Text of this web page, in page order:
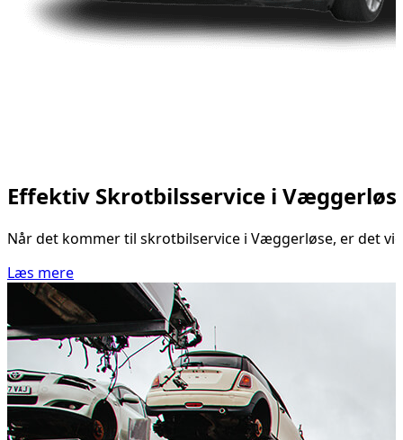
Effektiv Skrotbilsservice i
Når det kommer til skrotbilservice i Væggerløse, er det
Læs mere